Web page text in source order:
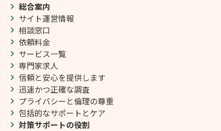
総合案内
サイト運営情報
相談窓口
依頼料金
サービス一覧
専門家求人
信頼と安心を提供します
迅速かつ正確な調査
プライバシーと倫理の尊重
包括的なサポートとケア
対策サポートの役割